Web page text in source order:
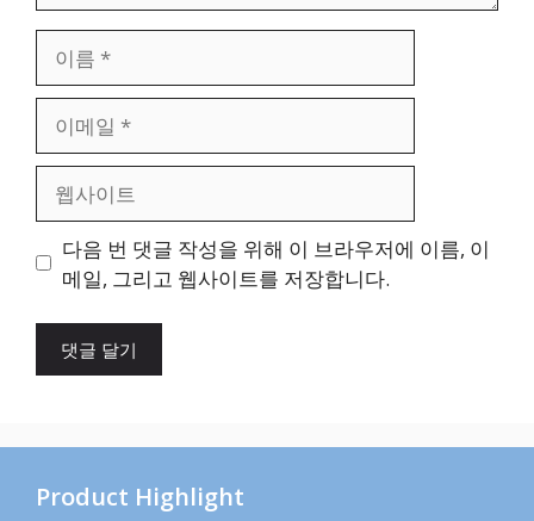
일
트
다음 번 댓글 작성을 위해 이 브라우저에 이름, 이
메일, 그리고 웹사이트를 저장합니다.
Product Highlight